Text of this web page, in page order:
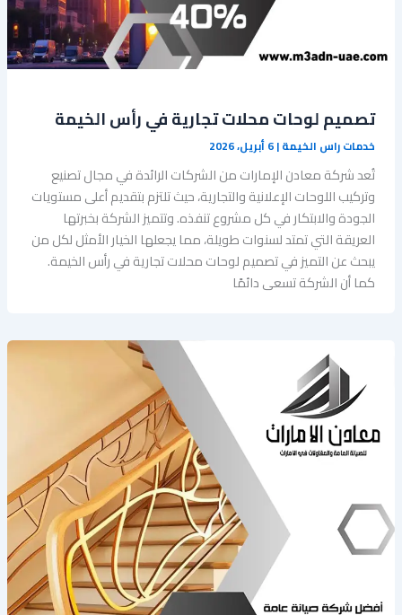
تصميم لوحات محلات تجارية في رأس الخيمة
خدمات راس الخيمة|6 أبريل، 2026
تُعد شركة معادن الإمارات من الشركات الرائدة في مجال تصنيع
وتركيب اللوحات الإعلانية والتجارية، حيث تلتزم بتقديم أعلى مستويات
الجودة والابتكار في كل مشروع تنفذه. وتتميز الشركة بخبرتها
العريقة التي تمتد لسنوات طويلة، مما يجعلها الخيار الأمثل لكل من
يبحث عن التميز في تصميم لوحات محلات تجارية في رأس الخيمة.
كما أن الشركة تسعى دائمًا